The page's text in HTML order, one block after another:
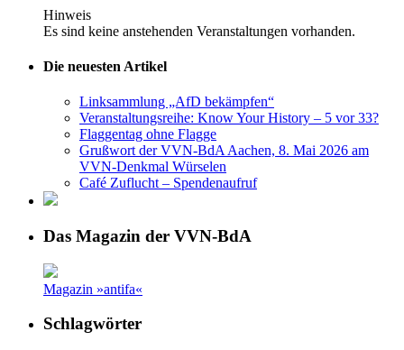
Hinweis
Es sind keine anstehenden Veranstaltungen vorhanden.
Die neuesten Artikel
Linksammlung „AfD bekämpfen“
Veranstaltungsreihe: Know Your History – 5 vor 33?
Flaggentag ohne Flagge
Grußwort der VVN-BdA Aachen, 8. Mai 2026 am
VVN-Denkmal Würselen
Café Zuflucht – Spendenaufruf
Das Magazin der VVN-BdA
Magazin »antifa«
Schlagwörter